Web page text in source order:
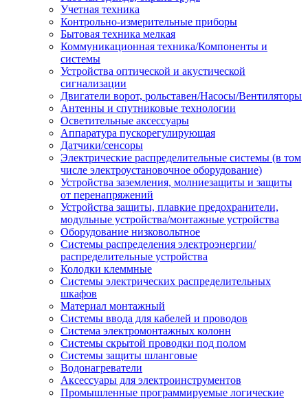
Учетная техника
Контрольно-измерительные приборы
Бытовая техника мелкая
Коммуникационная техника/Компоненты и
системы
Устройства оптической и акустической
сигнализации
Двигатели ворот, рольставен/Насосы/Вентиляторы
Антенны и спутниковые технологии
Осветительные аксессуары
Аппаратура пускорегулирующая
Датчики/сенсоры
Электрические распределительные системы (в том
числе электроустановочное оборудование)
Устройства заземления, молниезащиты и защиты
от перенапряжений
Устройства защиты, плавкие предохранители,
модульные устройства/монтажные устройства
Оборудование низковольтное
Системы распределения электроэнергии/
распределительные устройства
Колодки клеммные
Системы электрических распределительных
шкафов
Материал монтажный
Системы ввода для кабелей и проводов
Система электромонтажных колонн
Системы скрытой проводки под полом
Системы защиты шланговые
Водонагреватели
Аксессуары для электроинструментов
Промышленные программируемые логические